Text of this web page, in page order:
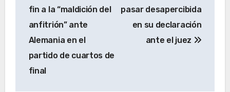
entradas
fin a la “maldición del
anfitrión” ante
Alemania en el
partido de cuartos de
final
pasar desapercibida
en su declaración
ante el juez